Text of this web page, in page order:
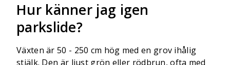
Hur känner jag igen
parkslide?
Växten är 50 - 250 cm hög med en grov ihålig
stjälk. Den är ljust grön eller rödbrun, ofta med